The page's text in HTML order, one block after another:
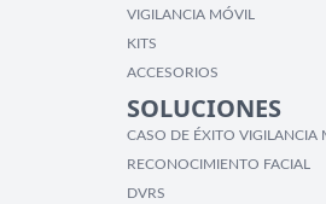
VIGILANCIA MÓVIL
KITS
ACCESORIOS
SOLUCIONES
CASO DE ÉXITO VIGILANCIA
RECONOCIMIENTO FACIAL
DVRS